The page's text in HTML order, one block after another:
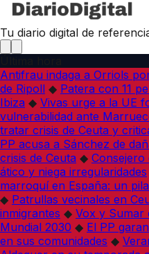
Tu diario digital de
Antifrau indaga a Orriols
de Ripoll ◆ Patera con 11
Ibiza ◆ Vivas urge a la UE
vulnerabilidad ante
tratar crisis de Ceuta y
PP acusa a Sánchez de
crisis de Ceuta ◆ Consejero
ático y niega irregularidades
marroquí en España: un
◆ Patrullas vecinales en
inmigrantes ◆ Vox y Sumar
Mundial 2030 ◆ El PP
en sus comunidades ◆